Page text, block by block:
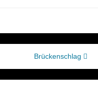
Brückenschlag